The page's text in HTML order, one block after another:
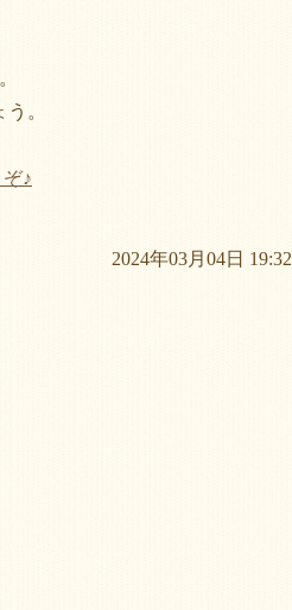
。
♪
2024年03月04日 19:32